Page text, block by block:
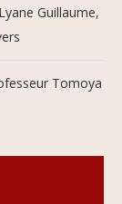
Guillaume,
Tomoya